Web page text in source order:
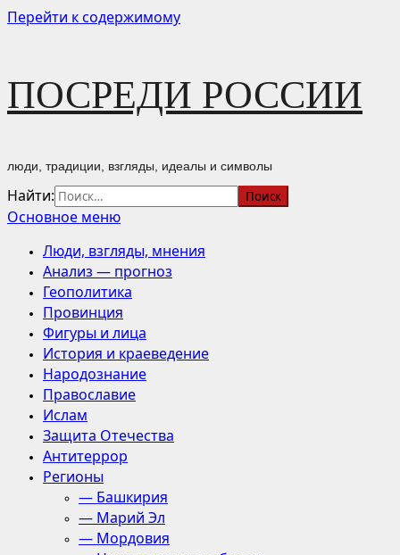
Перейти к содержимому
ПОСРЕДИ РОССИИ
люди, традиции, взгляды, идеалы и символы
Найти:
Основное меню
Люди, взгляды, мнения
Анализ — прогноз
Геополитика
Провинция
Фигуры и лица
История и краеведение
Народознание
Православие
Ислам
Защита Отечества
Антитеррор
Регионы
— Башкирия
— Марий Эл
— Мордовия